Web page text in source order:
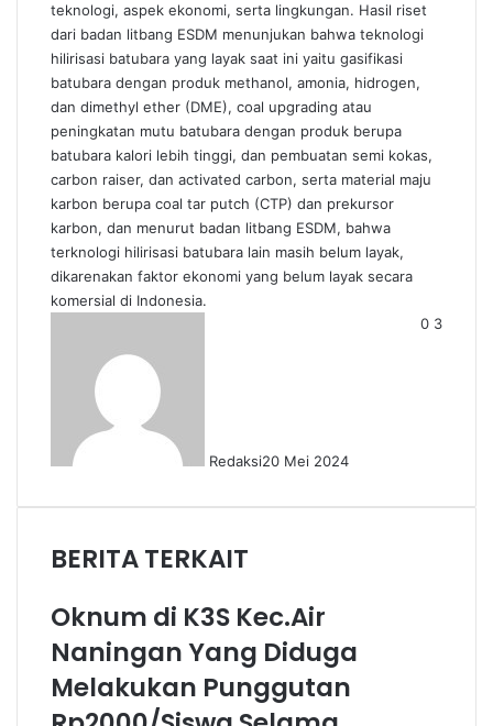
teknologi, aspek ekonomi, serta lingkungan. Hasil riset
dari badan litbang ESDM menunjukan bahwa teknologi
hilirisasi batubara yang layak saat ini yaitu gasifikasi
batubara dengan produk methanol, amonia, hidrogen,
dan dimethyl ether (DME), coal upgrading atau
peningkatan mutu batubara dengan produk berupa
batubara kalori lebih tinggi, dan pembuatan semi kokas,
carbon raiser, dan activated carbon, serta material maju
karbon berupa coal tar putch (CTP) dan prekursor
karbon, dan menurut badan litbang ESDM, bahwa
terknologi hilirisasi batubara lain masih belum layak,
dikarenakan faktor ekonomi yang belum layak secara
komersial di Indonesia.
Redaksi20 Mei 2024
0 3
BERITA TERKAIT
Oknum di K3S Kec.Air
Naningan Yang Diduga
Melakukan Punggutan